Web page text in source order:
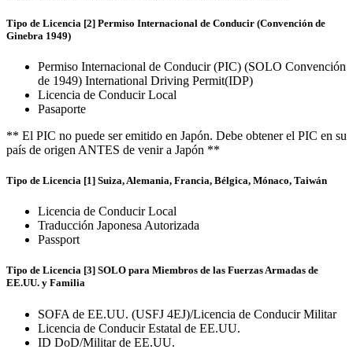
Tipo de Licencia [2] Permiso Internacional de Conducir (Convención de
Ginebra 1949)
Permiso Internacional de Conducir (PIC) (SOLO Convención
de 1949) International Driving Permit(IDP)
Licencia de Conducir Local
Pasaporte
** El PIC no puede ser emitido en Japón. Debe obtener el PIC en su
país de origen ANTES de venir a Japón **
Tipo de Licencia [1] Suiza, Alemania, Francia, Bélgica, Mónaco, Taiwán
Licencia de Conducir Local
Traducción Japonesa Autorizada
Passport
Tipo de Licencia [3] SOLO para Miembros de las Fuerzas Armadas de
EE.UU. y Familia
SOFA de EE.UU. (USFJ 4EJ)/Licencia de Conducir Militar
Licencia de Conducir Estatal de EE.UU.
ID DoD/Militar de EE.UU.